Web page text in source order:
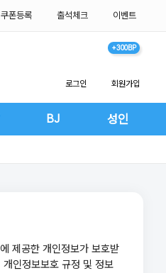
쿠폰등록 출석체크 이벤트
로그인 회원가입
+300BP
BJ 성인
제공한 개인정보가 보호받
인정보보호 규정 및 정보